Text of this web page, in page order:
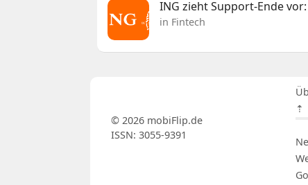
ING zieht Support-Ende
in Fintech
⇡
© 2026 mobiFlip.de
ISSN: 3055-9391